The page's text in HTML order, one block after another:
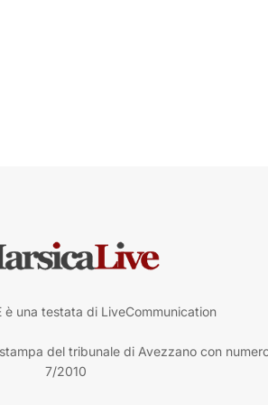
è una testata di LiveCommunication
del tribunale di Avezzano con
7/2010